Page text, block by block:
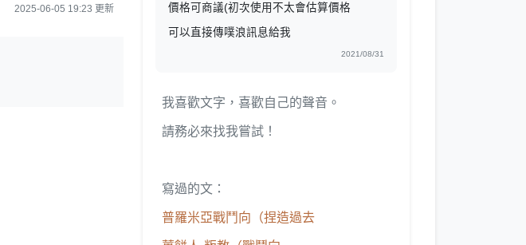
2025-06-05 19:23 更新 價格可商議(初次使用不太會估算價格
可以直接傳噗浪訊息給我
2021/08/31
我喜歡文字，喜歡自己的聲音。
請務必來找我嘗試！
寫過的文：
普羅米亞戰鬥向（捏造過去